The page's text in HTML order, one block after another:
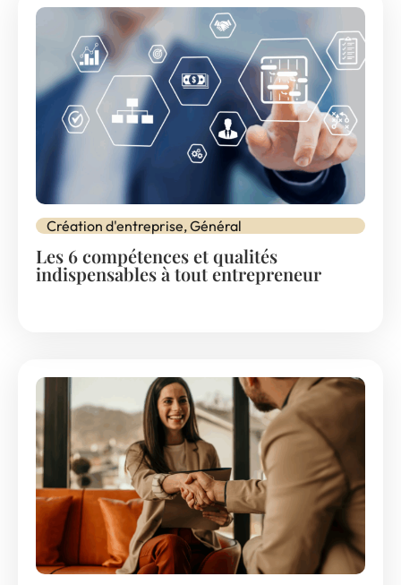
Création d'entreprise,Général
Les 6 compétences et qualités
indispensables à tout entrepreneur